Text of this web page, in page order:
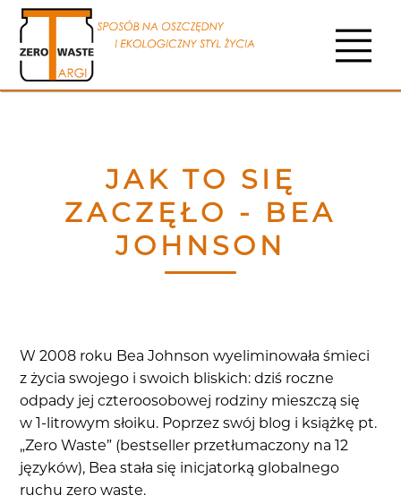
JAK TO SIĘ
ZACZĘŁO - BEA
JOHNSON
W 2008 roku Bea Johnson wyeliminowała śmieci
z życia swojego i swoich bliskich: dziś roczne
odpady jej czteroosobowej rodziny mieszczą się
w 1-litrowym słoiku. Poprzez swój blog i książkę pt.
„Zero Waste” (bestseller przetłumaczony na 12
języków), Bea stała się inicjatorką globalnego
ruchu zero waste.